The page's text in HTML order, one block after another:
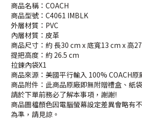
商品名稱：COACH
商品型號：C4061 IMBLK
外層材質：PVC
內層材質：皮革
商品尺寸：約 長30 cm x 底寬13 cm x 高
提把高度：約 26.5 cm
拉鍊內袋X1
商品來源：美國平行輸入 100% COACH原
商品附件：此商品原廠即無附贈禮盒、紙
請於下單前務必了解本事項，謝謝!
商品圖檔顏色因電腦螢幕設定差異會略有
為準，請見諒。